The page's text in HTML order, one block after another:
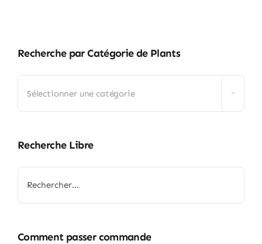
Recherche par Catégorie de Plants
Sélectionner une catégorie
Recherche Libre
Comment passer commande